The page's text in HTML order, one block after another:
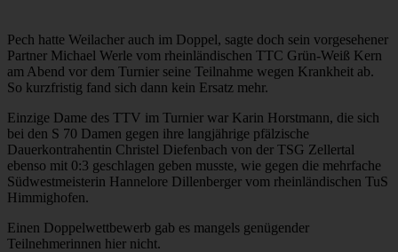
Pech hatte Weilacher auch im Doppel, sagte doch sein vorgesehener
Partner Michael Werle vom rheinländischen TTC Grün-Weiß Kern
am Abend vor dem Turnier seine Teilnahme wegen Krankheit ab.
So kurzfristig fand sich dann kein Ersatz mehr.
Einzige Dame des TTV im Turnier war Karin Horstmann, die sich
bei den S 70 Damen gegen ihre langjährige pfälzische
Dauerkontrahentin Christel Diefenbach von der TSG Zellertal
ebenso mit 0:3 geschlagen geben musste, wie gegen die mehrfache
Südwestmeisterin Hannelore Dillenberger vom rheinländischen TuS
Himmighofen.
Einen Doppelwettbewerb gab es mangels genügender
Teilnehmerinnen hier nicht.